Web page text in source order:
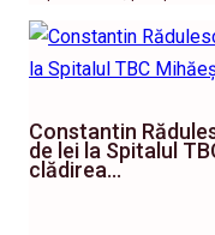
Constantin
de lei la Spitalul
clădirea…